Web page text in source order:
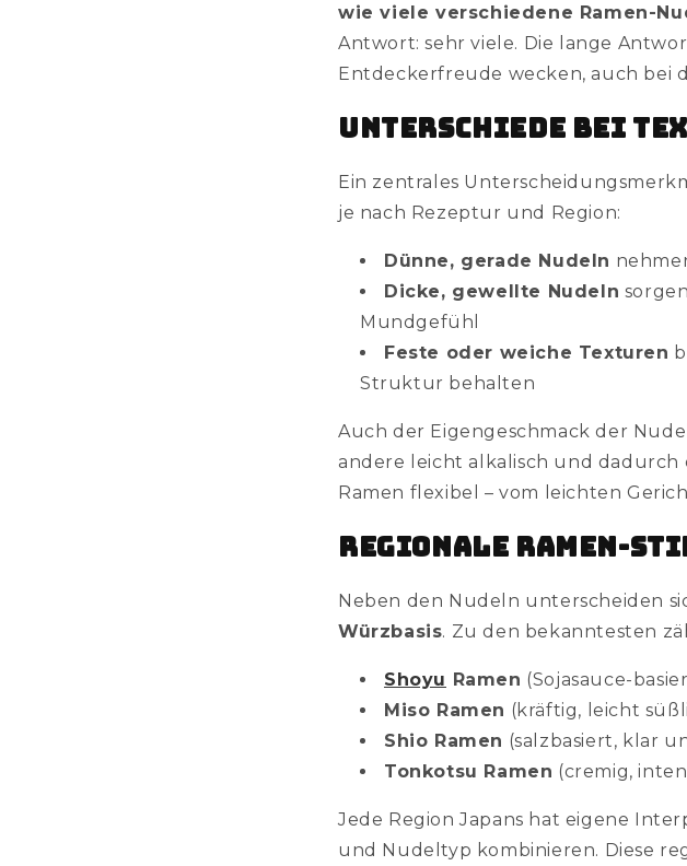
wie viele verschiedene Ramen-
Antwort: sehr viele. Die lange
Entdeckerfreude wecken, auch bei
Unterschiede bei
Ein zentrales
je nach Rezeptur und Region:
Dünne, gerade Nudeln
Dicke, gewellte Nudeln
Mundgefühl
Feste oder weiche Texturen
Struktur behalten
Auch der Eigengeschmack der
andere leicht alkalisch und dadurch
Ramen flexibel – vom leichten
Regionale Ramen-
Neben den Nudeln unterscheiden
Würzbasis. Zu den bekanntesten
Shoyu Ramen (Sojasauce-
Miso Ramen (kräftig, leicht
Shio Ramen (salzbasiert, klar
Tonkotsu Ramen (cremig,
Jede Region Japans hat eigene
und Nudeltyp kombinieren. Diese